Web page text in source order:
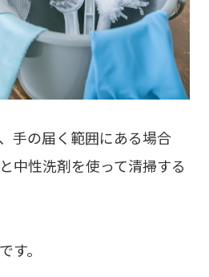
手の届く範囲にある場合
中性洗剤を使って清掃する
す。